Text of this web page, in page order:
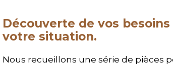
Découverte de vos
votre situation.
Nous recueillons une série de pièces